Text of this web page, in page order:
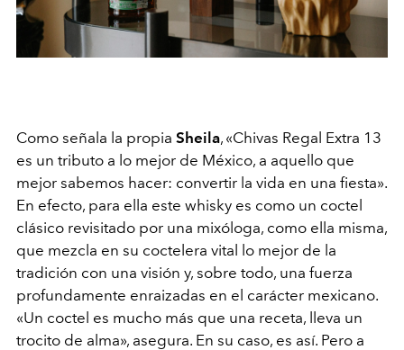
Como señala la propia Sheila, «Chivas Regal Extra 13
es un tributo a lo mejor de México, a aquello que
mejor sabemos hacer: convertir la vida en una fiesta».
En efecto, para ella este whisky es como un coctel
clásico revisitado por una mixóloga, como ella misma,
que mezcla en su coctelera vital lo mejor de la
tradición con una visión y, sobre todo, una fuerza
profundamente enraizadas en el carácter mexicano.
«Un coctel es mucho más que una receta, lleva un
trocito de alma», asegura. En su caso, es así. Pero a